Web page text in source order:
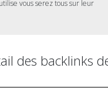
vous serez tous sur leur
des backlinks